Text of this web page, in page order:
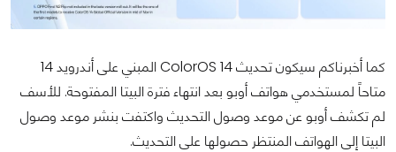
كما أخبرناكم سيكون تحديث ColorOS 14 المبني على أندرويد 14
متاحاً لمستخدمي هواتف أوبو بعد انتهاء فترة البيتا المفتوحة. للأسف
لم تكشف أوبو عن موعد وصول التحديث واكتفت بنشر موعد وصول
البيتا إلى الهواتف المنتظر حصولها على التحديث.